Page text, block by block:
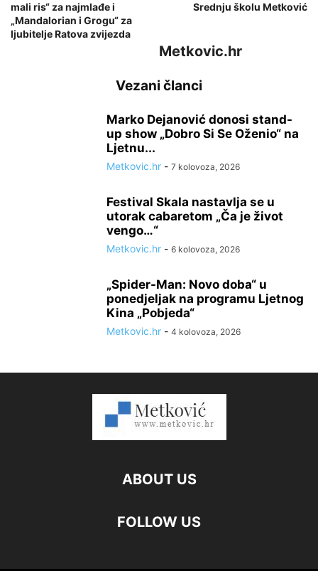
mali ris“ za najmlađe i
„Mandalorian i Grogu“ za
ljubitelje Ratova zvijezda
Srednju školu Metković
Metkovic.hr
Vezani članci
Marko Dejanović donosi stand-
up show „Dobro Si Se Oženio“ na
Ljetnu...
Metkovic.hr - 7 kolovoza, 2026
Festival Skala nastavlja se u
utorak cabaretom „Ča je život
vengo…“
Metkovic.hr - 6 kolovoza, 2026
„Spider-Man: Novo doba“ u
ponedjeljak na programu Ljetnog
Kina „Pobjeda“
Metkovic.hr - 4 kolovoza, 2026
ABOUT US
FOLLOW US